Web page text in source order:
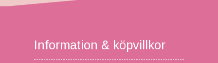
Information & köpvillkor